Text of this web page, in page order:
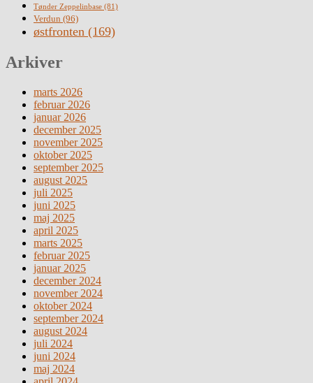
Tønder Zeppelinbase (81)
Verdun (96)
østfronten (169)
Arkiver
marts 2026
februar 2026
januar 2026
december 2025
november 2025
oktober 2025
september 2025
august 2025
juli 2025
juni 2025
maj 2025
april 2025
marts 2025
februar 2025
januar 2025
december 2024
november 2024
oktober 2024
september 2024
august 2024
juli 2024
juni 2024
maj 2024